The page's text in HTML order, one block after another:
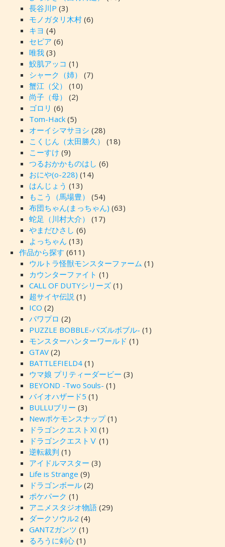
長谷川P (3)
モノガタリ木村(6)
キヨ (4)
セピア (6)
唯我(3)
鮫肌アッコ (1)
シャーク（姉）
(7)
蟹江（父）
(10)
尚子（母）
(2)
ゴロリ (6)
Tom-Hack(5)
オーイシマサヨシ (28)
こくじん（太田勝久）
(18)
こーすけ (9)
つるおかかものはし (6)
おにや(o-228) (14)
はんじょう (13)
もこう（馬場豊）
(54)
布団ちゃん(まっちゃん) (63)
蛇足（川村大介）
(17)
やまだひさし (6)
よっちゃん (13)
作品から探す (611)
ウルトラ怪獣モンスターファーム (1)
カウンターファイト (1)
CALL OF DUTYシリーズ(1)
超サイヤ伝説(1)
ICO (2)
パワプロ (2)
PUZZLE BOBBLE-パズルボブル- (1)
モンスターハンターワールド (1)
GTAV(2)
BATTLEFIELD4(1)
ウマ娘 プリティーダービー (3)
BEYOND -Two Souls- (1)
バイオハザード5 (1)
BULLUブリー (3)
Newポケモンスナップ(1)
ドラゴンクエストⅪ (1)
ドラゴンクエストⅤ (1)
逆転裁判 (1)
アイドルマスター (3)
Life is Strange (9)
ドラゴンボール(2)
ポケパーク (1)
アニメスタジオ物語(29)
ダークソウル2 (4)
GANTZガンツ (1)
るろうに剣心(1)